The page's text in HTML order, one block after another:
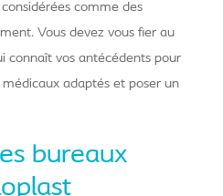
comme des
Vous devez vous fier au
connaît vos antécédents pour
adaptés et poser un
bureaux